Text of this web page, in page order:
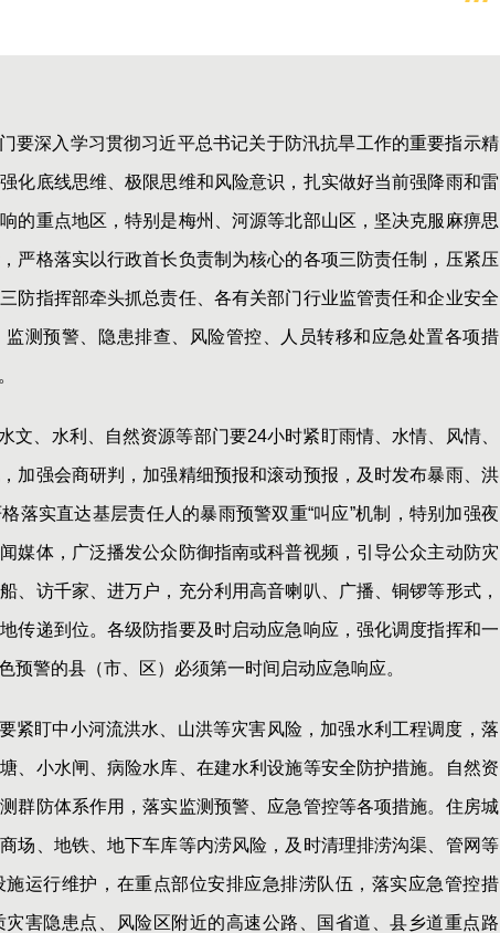
要深入学习贯彻习近平总书记关于防汛抗旱工作的重要指示精
化底线思维、极限思维和风险意识，扎实做好当前强降雨和雷
的重点地区，特别是梅州、河源等北部山区，坚决克服麻痹思
严格落实以行政首长负责制为核心的各项三防责任制，压紧压
防指挥部牵头抓总责任、各有关部门行业监管责任和企业安全
测预警、隐患排查、风险管控、人员转移和应急处置各项措
文、水利、自然资源等部门要24小时紧盯雨情、水情、风情、
加强会商研判，加强精细预报和滚动预报，及时发布暴雨、洪
落实直达基层责任人的暴雨预警双重“叫应”机制，特别加强夜
媒体，广泛播发公众防御指南或科普视频，引导公众主动防灾
、访千家、进万户，充分利用高音喇叭、广播、铜锣等形式，
传递到位。各级防指要及时启动应急响应，强化调度指挥和一
预警的县（市、区）必须第一时间启动应急响应。
紧盯中小河流洪水、山洪等灾害风险，加强水利工程调度，落
、小水闸、病险水库、在建水利设施等安全防护措施。自然资
群防体系作用，落实监测预警、应急管控等各项措施。住房城
场、地铁、地下车库等内涝风险，及时清理排涝沟渠、管网等
运行维护，在重点部位安排应急排涝队伍，落实应急管控措
害隐患点、风险区附近的高速公路、国省道、县乡道重点路